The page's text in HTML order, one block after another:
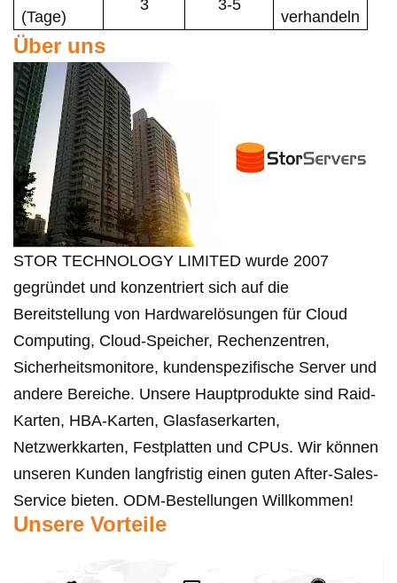
(Tage)
3 3-5
verhandeln
Über uns
STOR TECHNOLOGY LIMITED wurde 2007
gegründet und konzentriert sich auf die
Bereitstellung von Hardwarelösungen für Cloud
Computing, Cloud-Speicher, Rechenzentren,
Sicherheitsmonitore, kundenspezifische Server und
andere Bereiche. Unsere Hauptprodukte sind Raid-
Karten, HBA-Karten, Glasfaserkarten,
Netzwerkkarten, Festplatten und CPUs. Wir können
unseren Kunden langfristig einen guten After-Sales-
Service bieten. ODM-Bestellungen Willkommen!
Unsere Vorteile